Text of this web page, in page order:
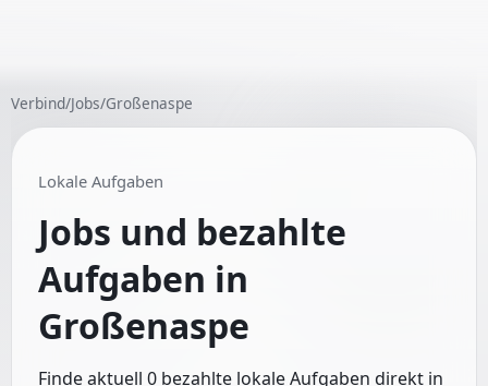
Verbind/Jobs/Großenaspe
Lokale Aufgaben
Jobs und bezahlte
Aufgaben in
Großenaspe
Finde aktuell 0 bezahlte lokale Aufgaben direkt in